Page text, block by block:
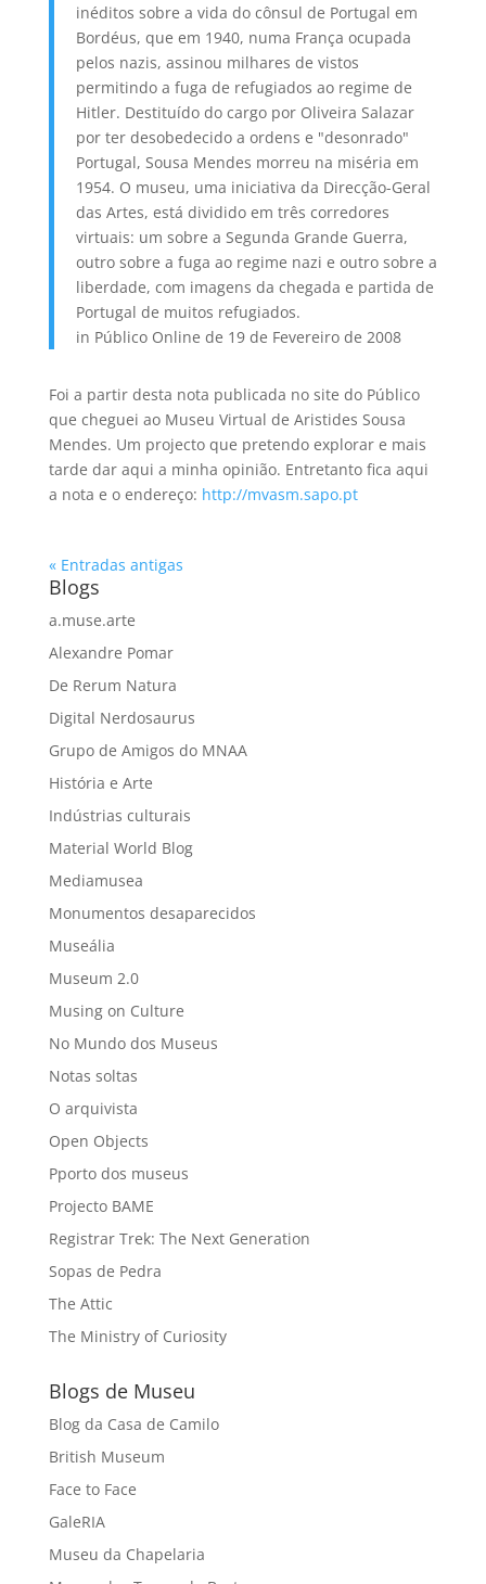
inéditos sobre a vida do cônsul de Portugal em
Bordéus, que em 1940, numa França ocupada
pelos nazis, assinou milhares de vistos
permitindo a fuga de refugiados ao regime de
Hitler. Destituído do cargo por Oliveira Salazar
por ter desobedecido a ordens e "desonrado"
Portugal, Sousa Mendes morreu na miséria em
1954. O museu, uma iniciativa da Direcção-Geral
das Artes, está dividido em três corredores
virtuais: um sobre a Segunda Grande Guerra,
outro sobre a fuga ao regime nazi e outro sobre a
liberdade, com imagens da chegada e partida de
Portugal de muitos refugiados.
in Público Online de 19 de Fevereiro de 2008
Foi a partir desta nota publicada no site do Público
que cheguei ao Museu Virtual de Aristides Sousa
Mendes. Um projecto que pretendo explorar e mais
tarde dar aqui a minha opinião. Entretanto fica aqui
a nota e o endereço: http://mvasm.sapo.pt
« Entradas antigas
Blogs
a.muse.arte
Alexandre Pomar
De Rerum Natura
Digital Nerdosaurus
Grupo de Amigos do MNAA
História e Arte
Indústrias culturais
Material World Blog
Mediamusea
Monumentos desaparecidos
Museália
Museum 2.0
Musing on Culture
No Mundo dos Museus
Notas soltas
O arquivista
Open Objects
Pporto dos museus
Projecto BAME
Registrar Trek: The Next Generation
Sopas de Pedra
The Attic
The Ministry of Curiosity
Blogs de Museu
Blog da Casa de Camilo
British Museum
Face to Face
GaleRIA
Museu da Chapelaria